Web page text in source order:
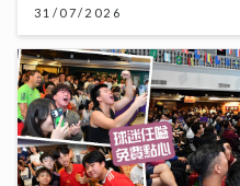
31/07/2026